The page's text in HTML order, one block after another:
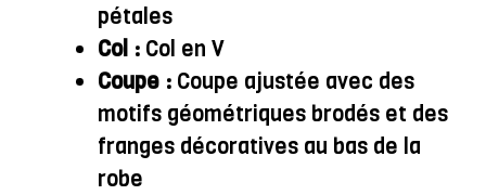
pétales
Col : Col en V
Coupe : Coupe ajustée avec des
motifs géométriques brodés et des
franges décoratives au bas de la
robe